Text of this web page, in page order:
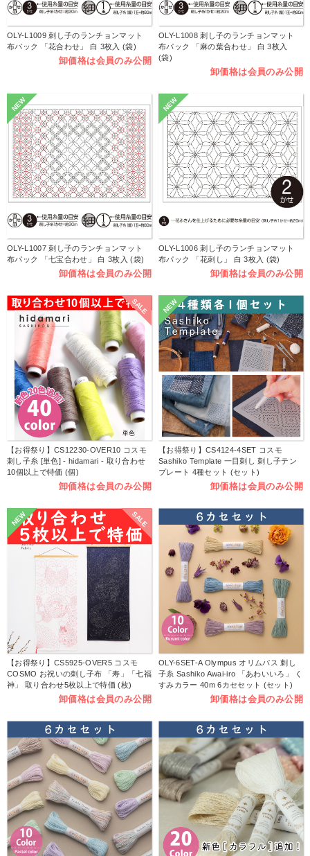
OLY-L1009 刺し子のランチョンマット
布パック 「花合わせ」 白 3枚入 (袋)
卸価格は会員のみ公開
OLY-L1008 刺し子のランチョンマット
布パック 「麻の葉合わせ」 白 3枚入
(袋)
卸価格は会員のみ公開
NEW
OLY-L1007 刺し子のランチョンマット
布パック 「七宝合わせ」 白 3枚入 (袋)
卸価格は会員のみ公開
NEW
OLY-L1006 刺し子のランチョンマット
布パック 「花刺し」 白 3枚入 (袋)
卸価格は会員のみ公開
SALE
【お得祭り】CS12230-OVER10 コスモ
刺し子糸 [単色] - hidamari - 取り合わせ
10個以上で特価 (個)
卸価格は会員のみ公開
NEW
【お得祭り】CS4124-4SET コスモ
Sashiko Template 一目刺し 刺し子テン
プレート 4種セット (セット)
卸価格は会員のみ公開
SALE
NEW
【お得祭り】CS5925-OVER5 コスモ
COSMO お祝いの刺し子布 「寿」「七福
神」 取り合わせ5枚以上で特価 (枚)
卸価格は会員のみ公開
OLY-6SET-A Olympus オリムパス 刺し
子糸 Sashiko Awai-iro 「あわいいろ」 く
すみカラー 40m 6カセセット (セット)
卸価格は会員のみ公開